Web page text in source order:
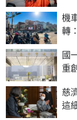
機
轉
國
重
慈
這